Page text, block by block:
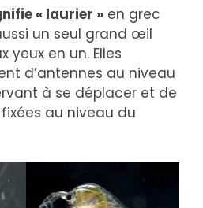
« laurier » en grec
un seul grand œil
yeux en un. Elles
d’antennes au niveau
à se déplacer et de
au niveau du